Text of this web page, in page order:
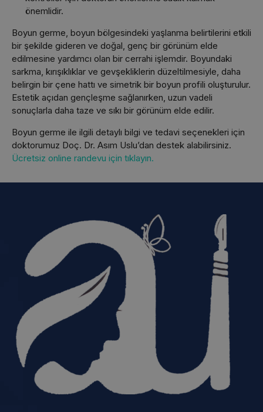
önemlidir.
Boyun germe, boyun bölgesindeki yaşlanma belirtilerini etkili
bir şekilde gideren ve doğal, genç bir görünüm elde
edilmesine yardımcı olan bir cerrahi işlemdir. Boyundaki
sarkma, kırışıklıklar ve gevşekliklerin düzeltilmesiyle, daha
belirgin bir çene hattı ve simetrik bir boyun profili oluşturulur.
Estetik açıdan gençleşme sağlanırken, uzun vadeli
sonuçlarla daha taze ve sıkı bir görünüm elde edilir.
Boyun germe ile ilgili detaylı bilgi ve tedavi seçenekleri için
doktorumuz Doç. Dr. Asım Uslu’dan destek alabilirsiniz.
Ücretsiz online randevu için tıklayın.